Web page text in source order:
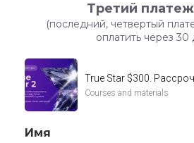
Третий
(последний, четвертый
оплатить через 30
True Star $300.
Courses and materials
Имя